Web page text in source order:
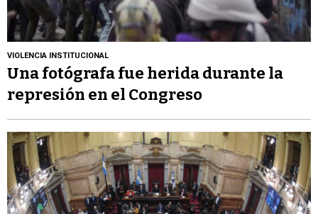
VIOLENCIA INSTITUCIONAL
Una fotógrafa fue herida durante la
represión en el Congreso